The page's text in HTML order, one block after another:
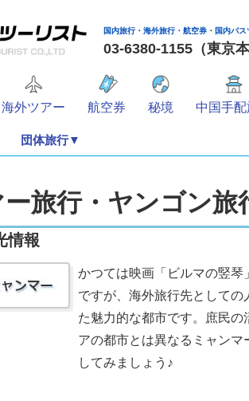
国内旅行・海外旅行・航空券・国内バ
03-6380-1155（東京本
海外ツアー 航空券 秘境 中国手
団体旅行▼
ー旅行・ヤンゴン旅
情報
かつては映画「ビルマの竪
ですが、海外旅行先として
た魅力的な都市です。庶民
アの都市とは異なるミャン
してみましょう♪